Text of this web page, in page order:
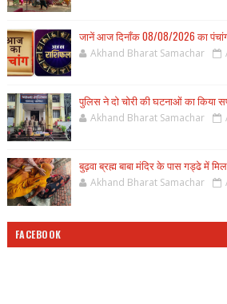
जानें आज दिनाँक 08/08/2026 का
Akhand Bharat Samachar
पुलिस ने दो चोरी की घटनाओं का किया
Akhand Bharat Samachar
बुढ़वा ब्रह्म बाबा मंदिर के पास गड्ढे में
Akhand Bharat Samachar
FACEBOOK